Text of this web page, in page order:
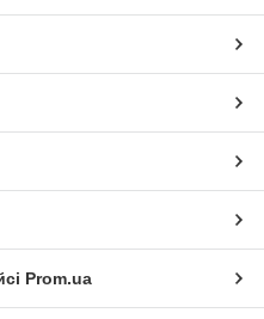
Prom.ua